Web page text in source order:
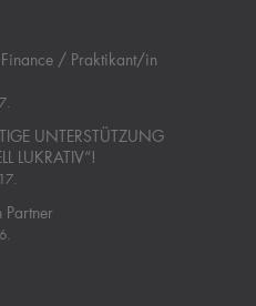
Finance / Praktikant/in
UNTERSTÜTZUNG
LUKRATIV“!
Partner